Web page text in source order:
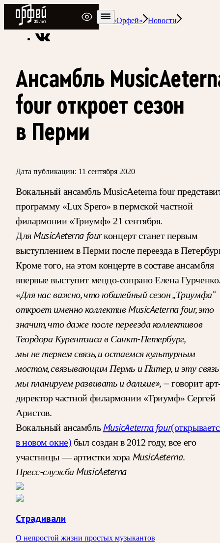
Радио Орфей
Радио классической музыки «Орфей»
Новости
Ансамбль
four откроет сезон
в Перми
Дата публикации: 11 сентября 2020
Вокальный ансамбль MusicAeterna four
программу «Lux Spero» в пермской частной
филармонии «Триумф» 21 сентября.
ДляMusicAeterna fourконцерт станет первым
выступлением в Перми после переезда в
Кроме того, на этом концерте в составе ансамбля
впервые выступит меццо-сопрано Елена
«Для нас важно, что юбилейный сезон „Триумфа“
откроет именно коллектив MusicAeterna four, это
значит, что даже после переезда коллективов
Теордора Курентзиса в Санкт-Петербург,
мы не теряем связь, и остаемся культурным
мостом, связывающим Пермь и Питер, и эту связь
мы планируем развивать и дальше», —говорит
директор частной филармонии «Триумф» Сергей
Аристов.
Вокальный ансамбльMusicAeterna four
в новом окне) был создан в 2012 году, все его
участницы — артистки хора MusicAeterna.
Пресс-служба MusicAeterna
Страдивали
О непростой жизни простых музыкантов